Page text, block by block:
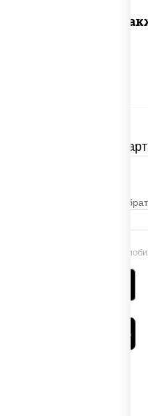
Предлагаем
Установи